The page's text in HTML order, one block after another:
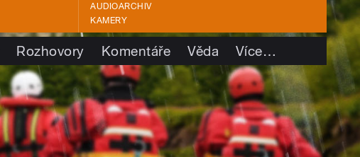
AUDIOARCHIV
KAMERY
Rozhovory Komentáře Věda Více…